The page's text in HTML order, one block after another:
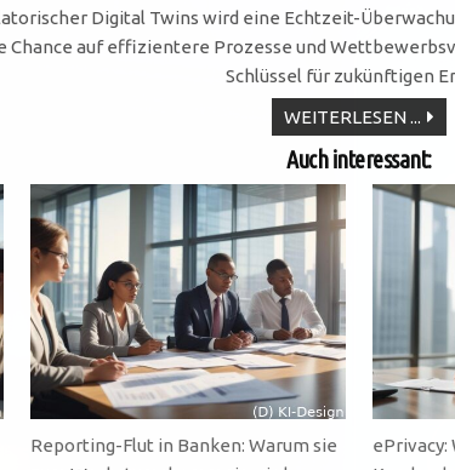
Digital Twins wird eine Echtzeit-
Chance auf effizientere Prozesse und
Schlüssel für zukünftigen
WEITERLESEN ...
FLUT
IN
SIE
ZUM
Auch interessant:
Reporting-Flut in Banken: Warum sie
ePrivacy: